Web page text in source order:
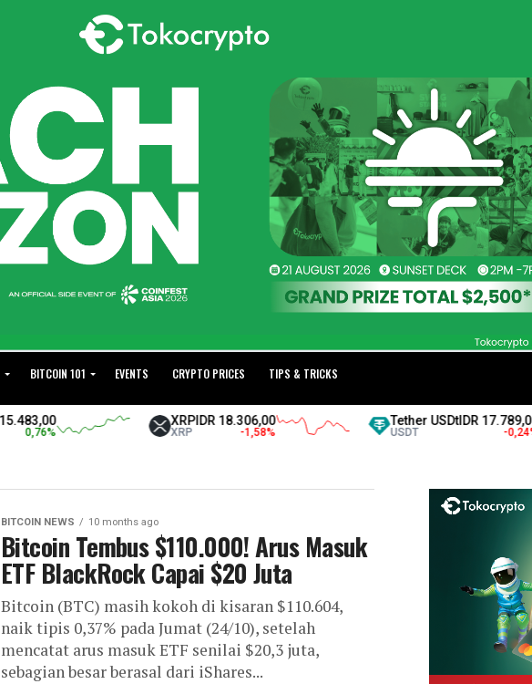
BITCOIN 101 EVENTS CRYPTO PRICES TIPS & TRICKS
XRPIDR 18.306,00
-1,58
Tether USDtIDR 17.789,00
USDT
BITCOIN NEWS 10 months ago
Bitcoin Tembus $110.000! Arus Masuk
ETF BlackRock Capai $20 Juta
Bitcoin (BTC) masih kokoh di kisaran $110.604,
naik tipis 0,37% pada Jumat (24/10), setelah
mencatat arus masuk ETF senilai $20,3 juta,
sebagian besar berasal dari iShares...